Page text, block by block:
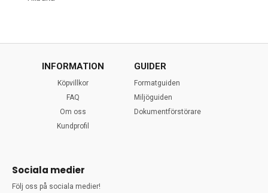
INFORMATION
Köpvillkor
FAQ
Om oss
Kundprofil
GUIDER
Formatguiden
Miljöguiden
Dokumentförstörare
Sociala medier
Följ oss på sociala medier!